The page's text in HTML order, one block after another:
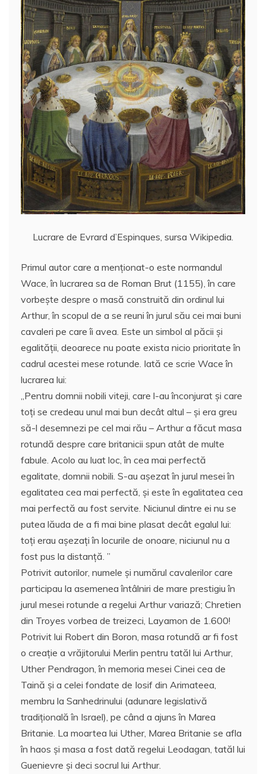
Lucrare de Evrard d’Espinques, sursa Wikipedia.
Primul autor care a menţionat-o este normandul
Wace, în lucrarea sa de Roman Brut (1155), în care
vorbește despre o masă construită din ordinul lui
Arthur, în scopul de a se reuni în jurul său cei mai buni
cavaleri pe care îi avea. Este un simbol al păcii și
egalității, deoarece nu poate exista nicio prioritate în
cadrul acestei mese rotunde. Iată ce scrie Wace în
lucrarea lui:
„Pentru domnii nobili viteji, care l-au înconjurat și care
toți se credeau unul mai bun decât altul – și era greu
să-l desemnezi pe cel mai rău – Arthur a făcut masa
rotundă despre care britanicii spun atât de multe
fabule. Acolo au luat loc, în cea mai perfectă
egalitate, domnii nobili. S-au așezat în jurul mesei în
egalitatea cea mai perfectă, și este în egalitatea cea
mai perfectă au fost servite. Niciunul dintre ei nu se
putea lăuda de a fi mai bine plasat decât egalul lui:
toţi erau așezaţi în locurile de onoare, niciunul nu a
fost pus la distanţă. ”
Potrivit autorilor, numele și numărul cavalerilor care
participau la asemenea întâlniri de mare prestigiu în
jurul mesei rotunde a regelui Arthur variază; Chretien
din Troyes vorbea de treizeci, Layamon de 1.600!
Potrivit lui Robert din Boron, masa rotundă ar fi fost
o creație a vrăjitorului Merlin pentru tatăl lui Arthur,
Uther Pendragon, în memoria mesei Cinei cea de
Taină și a celei fondate de Iosif din Arimateea,
membru la Sanhedrinului (adunare legislativă
tradiţională în Israel), pe când a ajuns în Marea
Britanie. La moartea lui Uther, Marea Britanie se afla
în haos și masa a fost dată regelui Leodagan, tatăl lui
Guenievre şi deci socrul lui Arthur.